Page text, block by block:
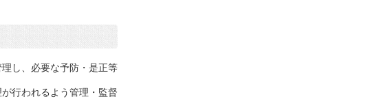
し、必要な予防・是正等
行われるよう管理・監督